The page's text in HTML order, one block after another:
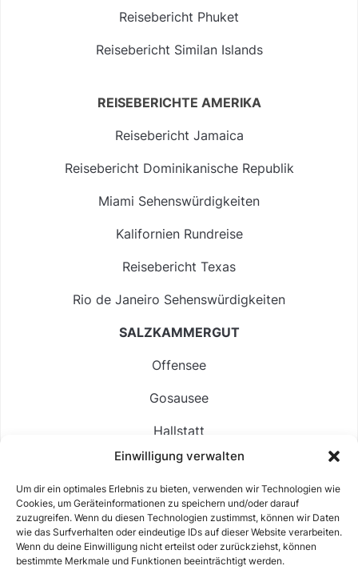
Einwilligung verwalten
Um dir ein optimales Erlebnis zu bieten, verwenden wir Technologien wie
Cookies, um Geräteinformationen zu speichern und/oder darauf
zuzugreifen. Wenn du diesen Technologien zustimmst, können wir Daten
wie das Surfverhalten oder eindeutige IDs auf dieser Website verarbeiten.
Wenn du deine Einwilligung nicht erteilst oder zurückziehst, können
bestimmte Merkmale und Funktionen beeinträchtigt werden.
Reisebericht Phuket
Reisebericht Similan Islands
REISEBERICHTE AMERIKA
Reisebericht Jamaica
Reisebericht Dominikanische Republik
Miami Sehenswürdigkeiten
Kalifornien Rundreise
Reisebericht Texas
Rio de Janeiro Sehenswürdigkeiten
SALZKAMMERGUT
Offensee
Gosausee
Hallstatt
Langbathsee
Altausseer See
Hintersee